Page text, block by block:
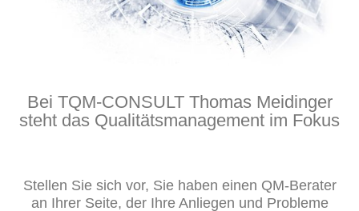
Bei TQM-CONSULT Thomas Meidinger
steht das Qualitätsmanagement im Fokus
Stellen Sie sich vor, Sie haben einen QM-Berater
an Ihrer Seite, der Ihre Anliegen und Probleme